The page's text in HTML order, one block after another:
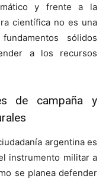
y frente a la
científica no es una
sólidos
a los recursos
de campaña y
argentina es
instrumento militar a
se planea defender